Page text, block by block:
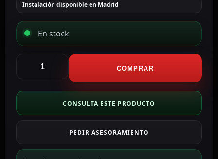
Instalación disponible en Madrid
En stock
Cámara
4en1
VALUE
color
MP,
COMPRAR
CONSULTA ESTE PRODUCTO
PEDIR ASESORAMIENTO